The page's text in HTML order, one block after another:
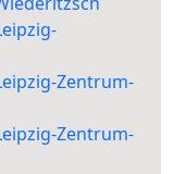
Zentrum-
Zentrum-